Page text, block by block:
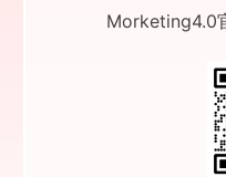
百万中国游客。在“黄金
光与文化魅力，引发众多
作体现了双方追求卓越与
广告主连接中国市场、与
往来及投资项目落地。
Morketing4.0